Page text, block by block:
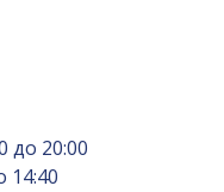
до 20:00
14:40